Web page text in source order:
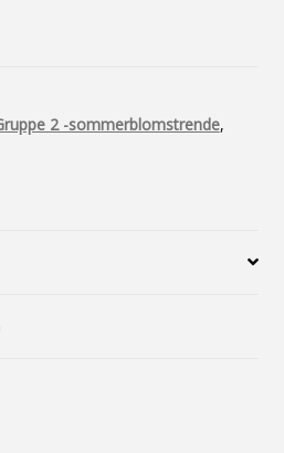
2 -sommerblomstrende,